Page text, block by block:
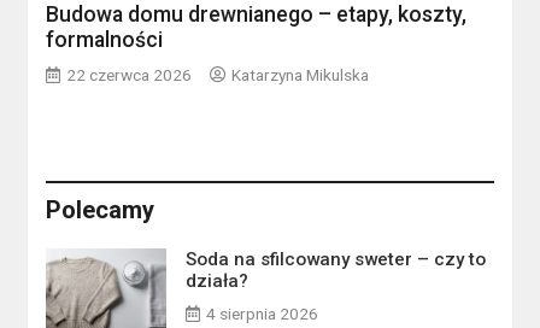
Budowa domu drewnianego – etapy, koszty,
formalności
22 czerwca 2026 Katarzyna Mikulska
Polecamy
Soda na sfilcowany sweter – czy to
działa?
4 sierpnia 2026